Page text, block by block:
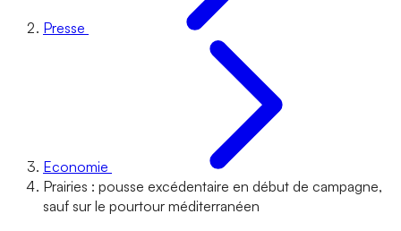
Presse
Economie
Prairies : pousse excédentaire en début de campagne,
sauf sur le pourtour méditerranéen